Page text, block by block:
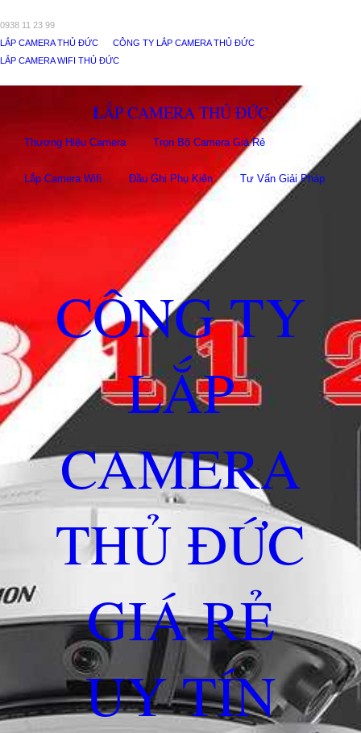
0938 11 23 99
LẮP CAMERA THỦ ĐỨC
CÔNG TY LẮP CAMERA THỦ ĐỨC
LẮP CAMERA WIFI THỦ ĐỨC
LẮP CAMERA THỦ ĐỨC
Thương Hiệu Camera Trọn Bộ Camera Giá Rẻ
Lắp Camera Wifi Đầu Ghi Phụ Kiên Tư Vấn Giải Pháp
CÔNG TY
LẮP
CAMERA
THỦ ĐỨC
GIÁ RẺ
UY TÍN